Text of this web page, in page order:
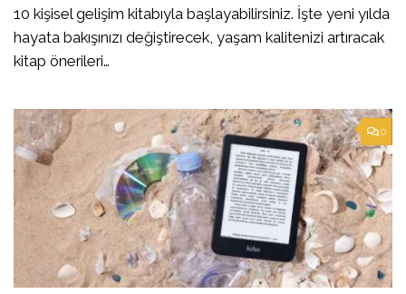
10 kişisel gelişim kitabıyla başlayabilirsiniz. İşte yeni yılda
hayata bakışınızı değiştirecek, yaşam kalitenizi artıracak
kitap önerileri…
0